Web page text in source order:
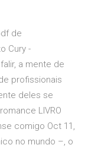
de
Cury -
a mente de
profissionais
deles se
LIVRO
comigo Oct 11,
no mundo –, o